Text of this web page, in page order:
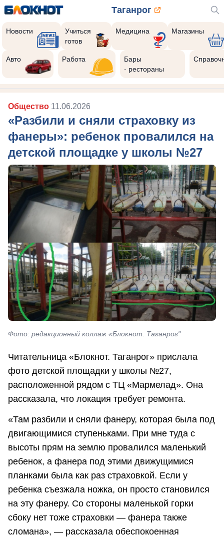
Таганрог
Новости
Учиться
готов
Медицина Магазины
Авто Работа
Бары
- рестораны
Общество 11.06.2026
«Разбили и сняли страховку из
фанеры»: ребенок провалился на
детской площадке у школы №27
Фото: редакционный коллаж «Блокнот. Таганрог"
Читательница «Блокнот. Таганрог» прислала
фото детской площадки у школы №27,
расположенной рядом с ТЦ «Мармелад». Она
рассказала, что локация требует ремонта.
«Там разбили и сняли фанеру, которая была под
двигающимися ступеньками. При мне туда с
высоты прям на землю провалился маленький
ребенок, а фанера под этими движущимися
планками была как раз страховкой. Если у
ребенка съезжала ножка, он просто становился
на эту фанеру. Со стороны маленькой горки
сбоку нет тоже страховки — фанера также
сломана», — рассказала обеспокоенная